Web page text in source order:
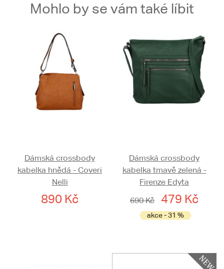
Mohlo by se vám také líbit
Dámská crossbody
kabelka hnědá - Coveri
Nelli
890 Kč
Dámská crossbody
kabelka tmavě zelená -
Firenze Edyta
690 Kč
479 Kč
akce - 31 %